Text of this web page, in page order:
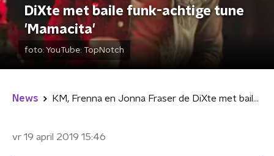
DiXte met baile funk-achtige tune
'Mamacita'
foto: YouTube: TopNotch
News KM, Frenna en Jonna Fraser de DiXte met baile funk-achtige tune 'Mamacita'
vr 19 april 2019 15:46